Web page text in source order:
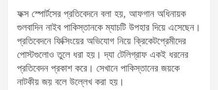
ফক্স স্পোর্টসের প্রতিবেদনে বলা হয়, আফগান অধিনায়ক
গুলবাদিন নাইব পাকিস্তানকে ম্যাচটি উপহার দিয়ে এসেছেন।
প্রতিবেদনে ফিক্সিংয়ের অভিযোগ নিয়ে ক্রিকেটপ্রেমীদের
পোস্টগুলোও তুলে ধরা হয়। দ্যা টেলিগ্রাফ একই ধরনের
প্রতিবেদন প্রকাশ করে। সেখানে পাকিস্তানের জয়কে
নাটকীয় জয় বলে উল্লেখ করা হয়।